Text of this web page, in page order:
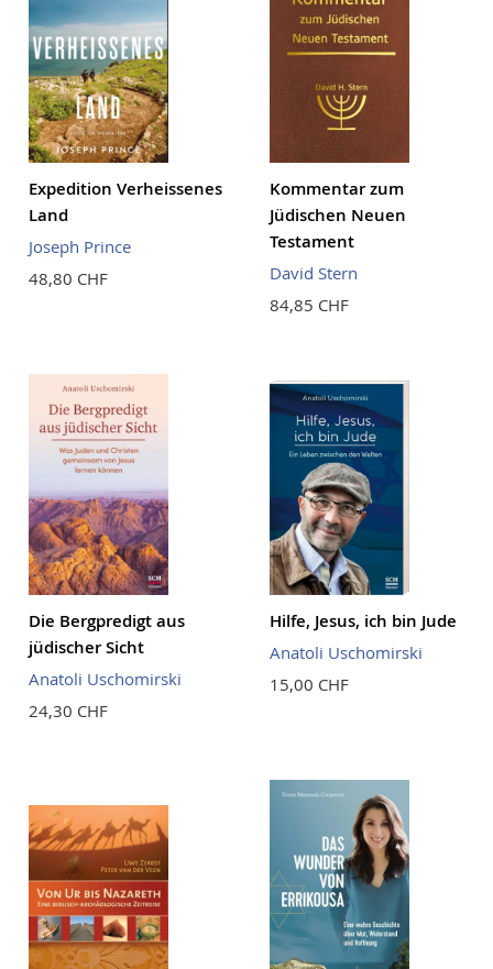
Expedition Verheissenes
Land
Joseph Prince
48,80 CHF
Kommentar zum
Jüdischen Neuen
Testament
David Stern
84,85 CHF
Die Bergpredigt aus
jüdischer Sicht
Anatoli Uschomirski
24,30 CHF
Hilfe, Jesus, ich bin Jude
Anatoli Uschomirski
15,00 CHF